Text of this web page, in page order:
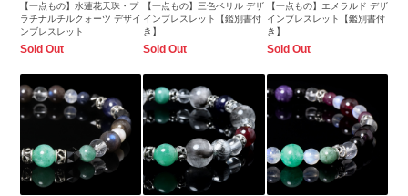
【一点もの】水蓮花天珠・プ
ラチナルチルクォーツ デザイ
ンブレスレット
Sold Out
【一点もの】三色ベリル デザ
インブレスレット【鑑別書付
き】
Sold Out
【一点もの】エメラルド デザ
インブレスレット【鑑別書付
き】
Sold Out